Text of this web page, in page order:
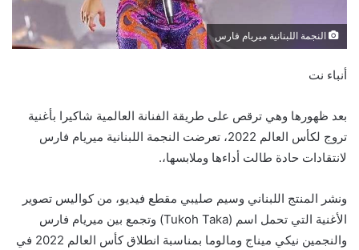
النجمة اللبنانية ميريام فارس
أنباء نت
بعد ظهورها وهي ترقص على طريقة الفنانة العالمية شاكيرا بأغنية
تروج لكأس العالم 2022، تعرضت النجمة اللبنانية ميريام فارس
لانتقادات حادة طالت أداءها وملابسها،.
ونشر المنتج اللبناني وسيم صليبي مقطع فيديو، من كواليس تصوير
الأغنية التي تحمل اسم (Tukoh Taka) وتجمع بين ميريام فارس
والنجمين نيكي ميناج ومالوما بمناسبة انطلاق كأس العالم 2022 في